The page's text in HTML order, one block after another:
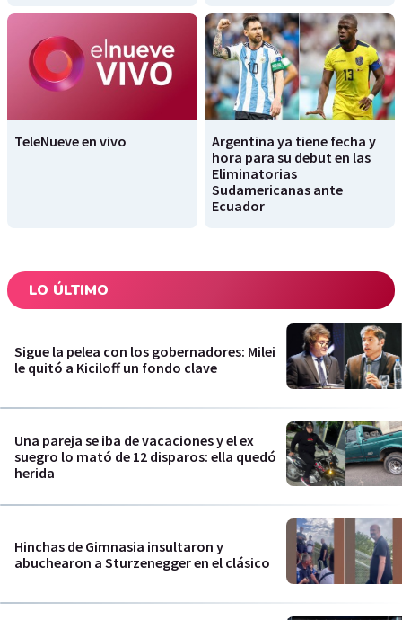
TeleNueve en vivo
Argentina ya tiene fecha y
hora para su debut en las
Eliminatorias
Sudamericanas ante
Ecuador
LO ÚLTIMO
Sigue la pelea con los gobernadores: Milei
le quitó a Kiciloff un fondo clave
Una pareja se iba de vacaciones y el ex
suegro lo mató de 12 disparos: ella quedó
herida
Hinchas de Gimnasia insultaron y
abuchearon a Sturzenegger en el clásico